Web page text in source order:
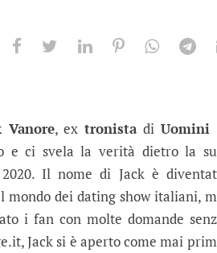
rompe il
malattia e i retroscena sulla
Vanore, extronistadi Uomini
e ci svela la verità dietro la
Il nome di Jack è
dei dating show italiani,
i fan con molte domande
Jack si è aperto come mai